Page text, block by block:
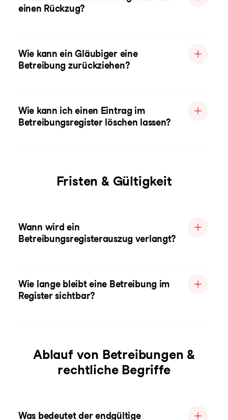
einen Rückzug?
Wie kann ein Gläubiger eine
Betreibung zurückziehen?
Wie kann ich einen Eintrag im
Betreibungsregister löschen lassen?
Fristen & Gültigkeit
Wann wird ein
Betreibungsregisterauszug verlangt?
Wie lange bleibt eine Betreibung im
Register sichtbar?
Ablauf von Betreibungen &
rechtliche Begriffe
Was bedeutet der endgültige